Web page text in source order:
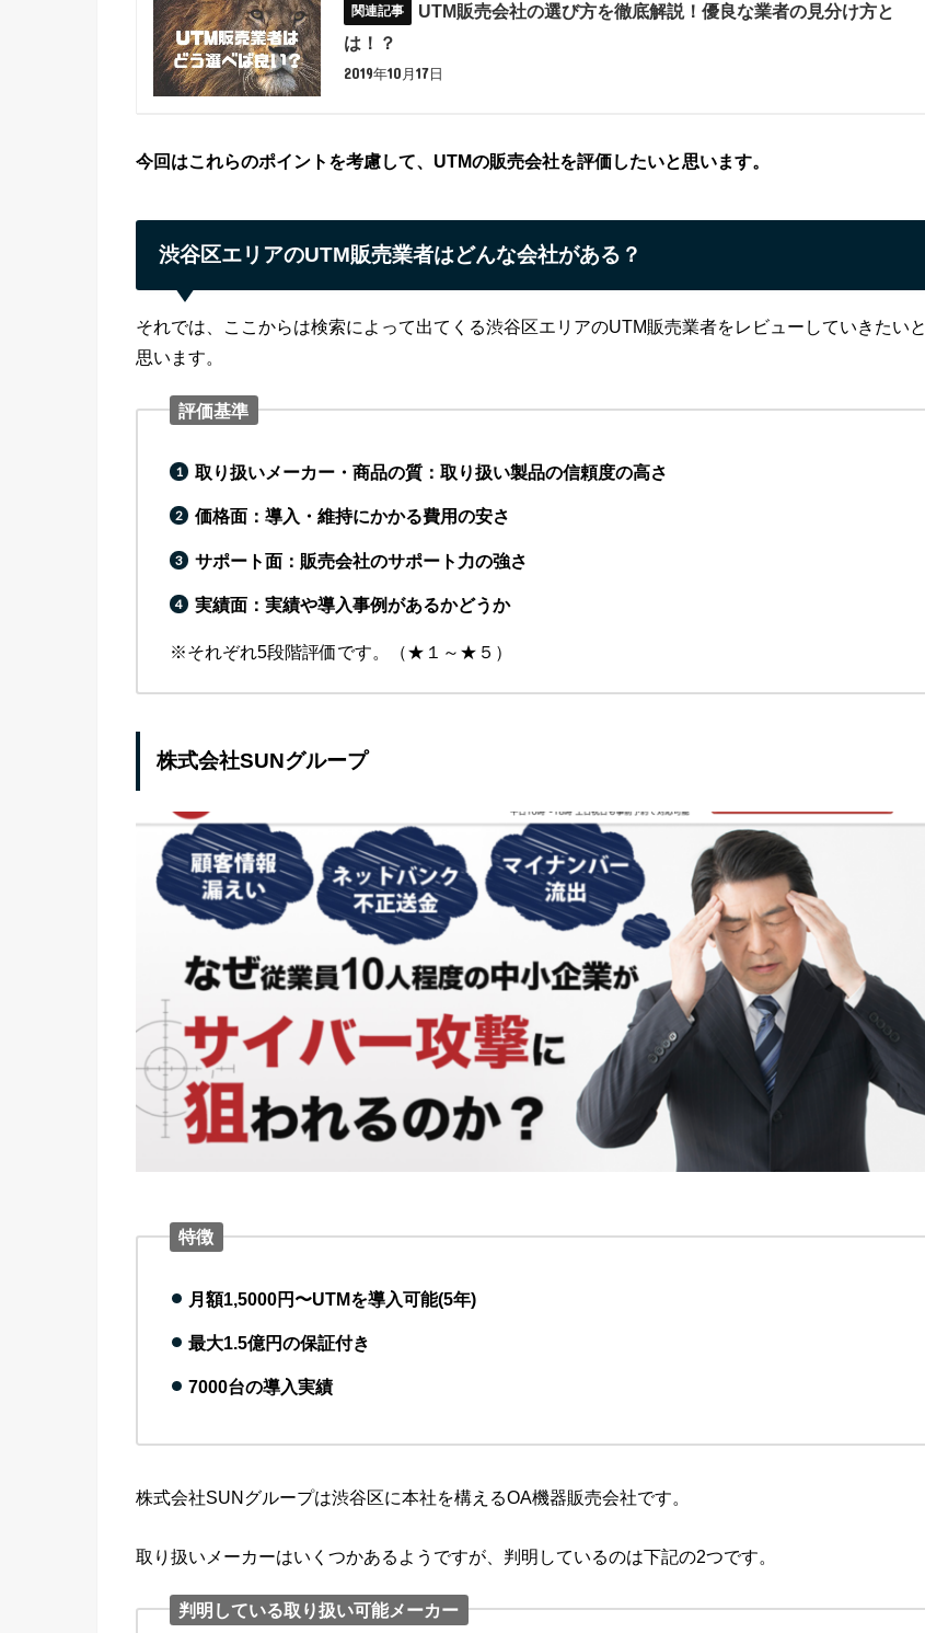
UTM販売会社の選び方を徹底解説！優良な業者の見分け方と
は！？
2019年10月17日
今回はこれらのポイントを考慮して、UTMの販売会社を評価したいと思います。
渋谷区エリアのUTM販売業者はどんな会社がある？
それでは、ここからは検索によって出てくる渋谷区エリアのUTM販売業者をレビューしていきたいと
思います。
評価基準
取り扱いメーカー・商品の質：取り扱い製品の信頼度の高さ
価格面：導入・維持にかかる費用の安さ
サポート面：販売会社のサポート力の強さ
実績面：実績や導入事例があるかどうか
※それぞれ5段階評価です。（★１～★５）
株式会社SUNグループ
特徴
月額1,5000円〜UTMを導入可能(5年)
最大1.5億円の保証付き
7000台の導入実績
株式会社SUNグループは渋谷区に本社を構えるOA機器販売会社です。
取り扱いメーカーはいくつかあるようですが、判明しているのは下記の2つです。
判明している取り扱い可能メーカー